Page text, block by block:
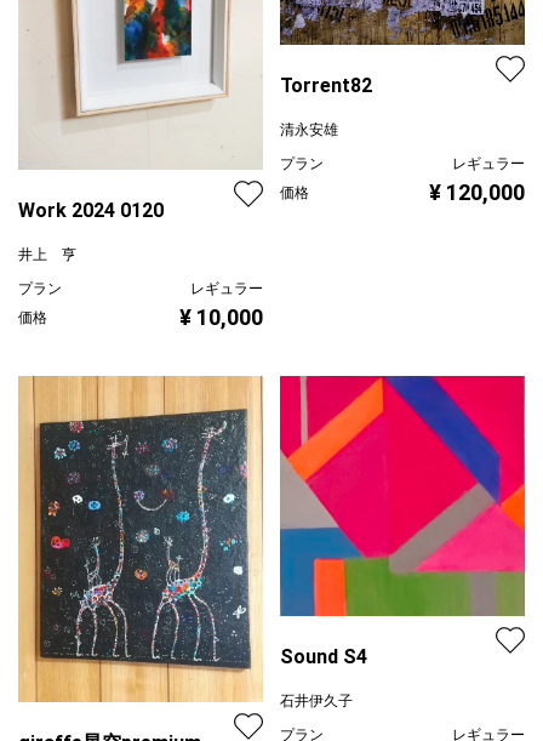
Work 2024 0120
井上 亨
プラン
レギュラー
価格
¥ 10,000
Torrent82
清永安雄
プラン
レギュラー
価格
¥ 120,000
Sound S4
石井伊久子
プラン
レギュラー